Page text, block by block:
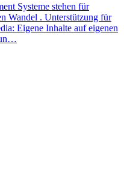
Systeme stehen für
Wandel . Unterstützung für
Eigene Inhalte auf eigenen